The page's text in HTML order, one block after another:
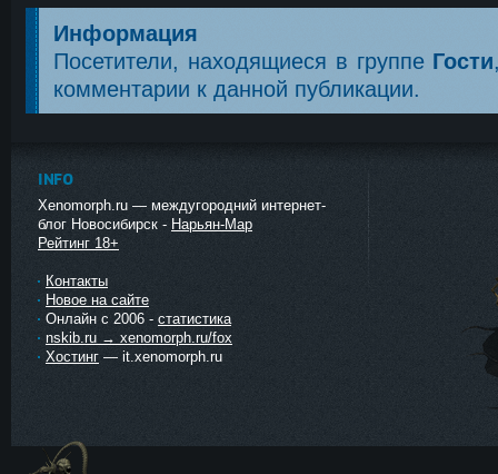
Информация
Посетители, находящиеся в группе Гости
комментарии к данной публикации.
INFO
Xenomorph.ru — междугородний интернет-
блог Новосибирск - Нарьян-Мар
Рейтинг 18+
Контакты
Новое на сайте
Онлайн с 2006 - статистика
nskib.ru → xenomorph.ru/fox
Хостинг — it.xenomorph.ru